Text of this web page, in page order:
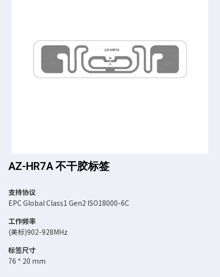
AZ-HR7A 不干胶标签
支持协议
EPC Global Class1 Gen2 ISO18000-6C
工作频率
(美标)902-928MHz
标签尺寸
76 * 20 mm